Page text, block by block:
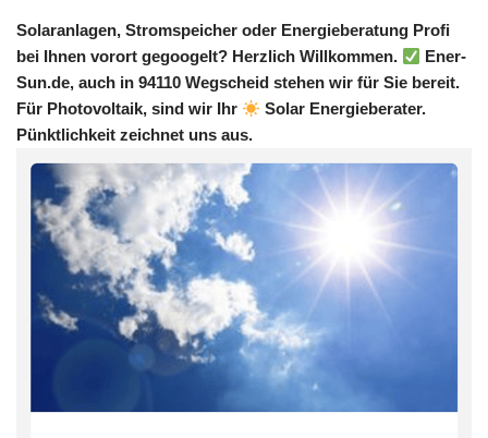
Solaranlagen, Stromspeicher oder Energieberatung Profi
bei Ihnen vorort gegoogelt? Herzlich Willkommen.
Ener-
Sun.de, auch in 94110 Wegscheid stehen wir für Sie bereit.
Für Photovoltaik, sind wir Ihr
Solar Energieberater.
Pünktlichkeit zeichnet uns aus.